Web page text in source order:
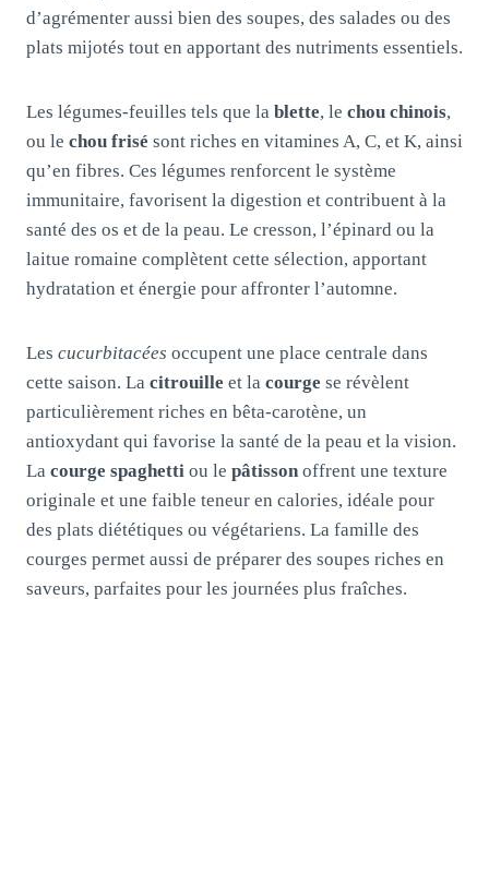
d’agrémenter aussi bien des soupes, des salades ou des
plats mijotés tout en apportant des nutriments essentiels.
Les légumes-feuilles tels que la blette, le chou chinois,
ou le chou frisé sont riches en vitamines A, C, et K, ainsi
qu’en fibres. Ces légumes renforcent le système
immunitaire, favorisent la digestion et contribuent à la
santé des os et de la peau. Le cresson, l’épinard ou la
laitue romaine complètent cette sélection, apportant
hydratation et énergie pour affronter l’automne.
Les cucurbitacées occupent une place centrale dans
cette saison. La citrouille et la courge se révèlent
particulièrement riches en bêta-carotène, un
antioxydant qui favorise la santé de la peau et la vision.
La courge spaghetti ou le pâtisson offrent une texture
originale et une faible teneur en calories, idéale pour
des plats diététiques ou végétariens. La famille des
courges permet aussi de préparer des soupes riches en
saveurs, parfaites pour les journées plus fraîches.